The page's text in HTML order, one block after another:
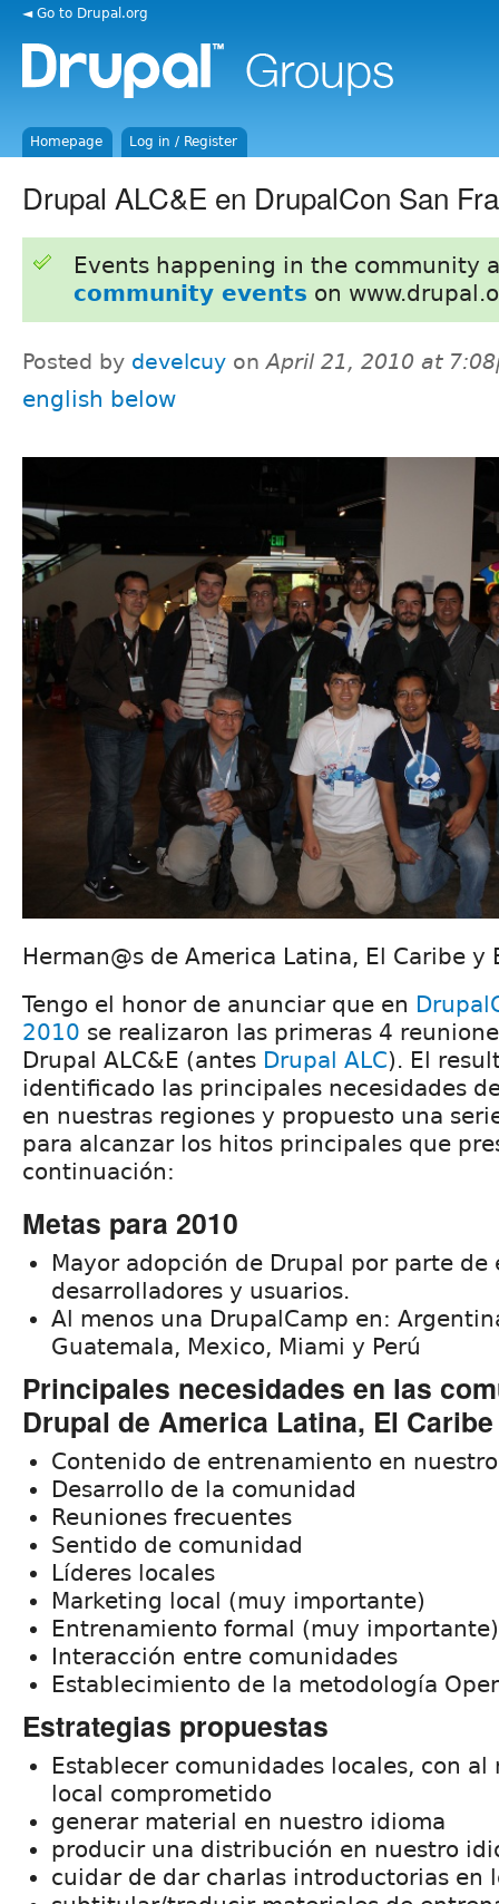
◄ Go to Drupal.org
Homepage Log in / Register
Drupal ALC&E en DrupalCon San
Events happening in the community
community events on
Posted by develcuy onApril 21, 2010 at
english below
Herman@s de America Latina, El Caribe y
Tengo el honor de anunciar que en
2010 se realizaron las primeras 4
Drupal ALC&E (antes Drupal ALC). El
identificado las principales necesidades
en nuestras regiones y propuesto una
para alcanzar los hitos principales que
continuación:
Metas para 2010
Mayor adopción de Drupal por parte de
desarrolladores y usuarios.
Al menos una DrupalCamp en:
Guatemala, Mexico, Miami y Perú
Principales necesidades en las
Drupal de America Latina, El
Contenido de entrenamiento en
Desarrollo de la comunidad
Reuniones frecuentes
Sentido de comunidad
Líderes locales
Marketing local (muy importante)
Entrenamiento formal (muy importante)
Interacción entre comunidades
Establecimiento de la metodología
Estrategias propuestas
Establecer comunidades locales, con al
local comprometido
generar material en nuestro idioma
producir una distribución en nuestro
cuidar de dar charlas introductorias en